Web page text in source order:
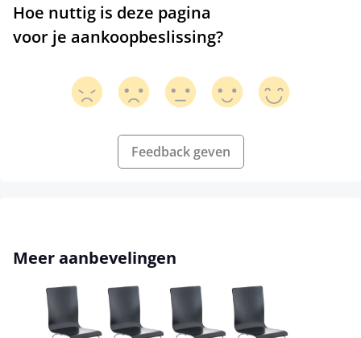
Hoe nuttig is deze pagina
voor je aankoopbeslissing?
Feedback geven
Productgalerij overslaan
Meer aanbevelingen